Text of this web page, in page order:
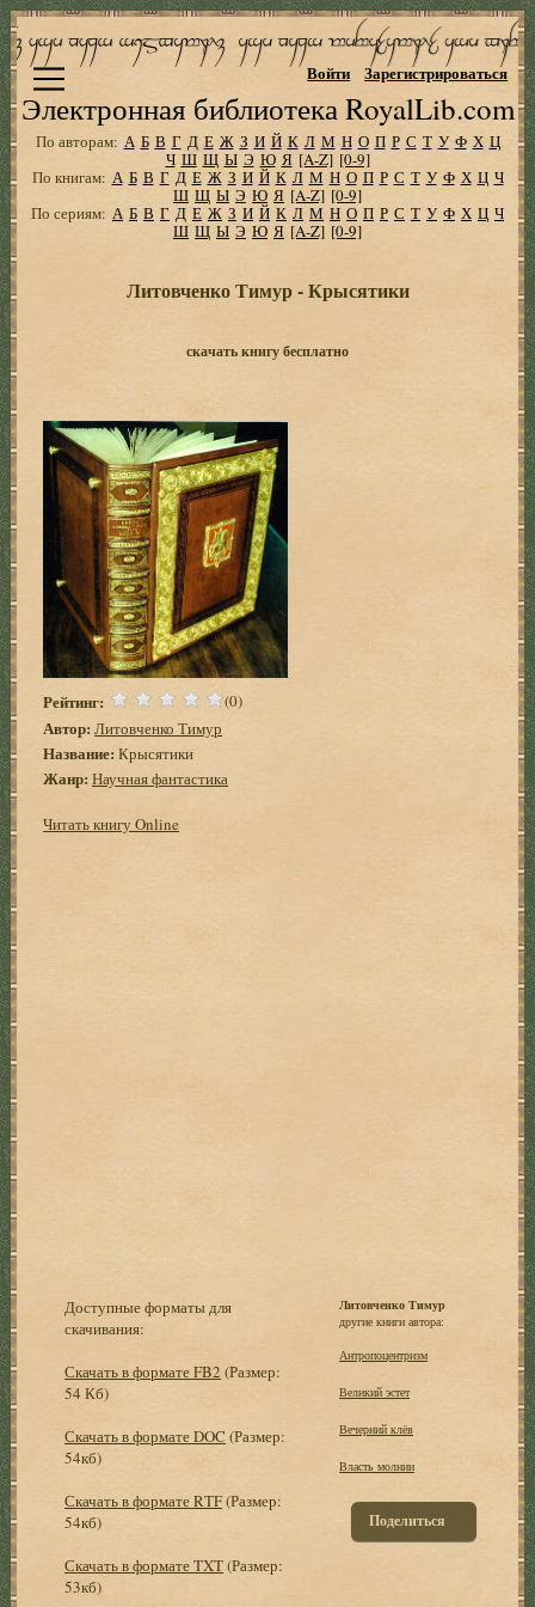
Электронная библиотека RoyalLib.com
Войти Зарегистрироваться
По авторам: А Б В Г Д Е Ж З И Й К Л М Н О П Р С Т У Ф Х Ц
Ч Ш Щ Ы Э Ю Я [A-Z] [0-9]
По книгам: А Б В Г Д Е Ж З И Й К Л М Н О П Р С Т У Ф Х Ц Ч
Ш Щ Ы Э Ю Я [A-Z] [0-9]
По сериям: А Б В Г Д Е Ж З И Й К Л М Н О П Р С Т У Ф Х Ц Ч
Ш Щ Ы Э Ю Я [A-Z] [0-9]
Литовченко Тимур - Крысятики
скачать книгу бесплатно
Рейтинг: (0)
Автор: Литовченко Тимур
Название: Крысятики
Жанр: Научная фантастика
Читать книгу Online
Доступные форматы для
скачивания:
Скачать в формате FB2 (Размер:
54 Кб)
Скачать в формате DOC (Размер:
54кб)
Скачать в формате RTF(Размер:
54кб)
Скачать в формате TXT(Размер:
53кб)
Литовченко Тимур
другие книги автора:
Антропоцентризм
Великий эстет
Вечерний клёв
Власть молнии
Поделиться